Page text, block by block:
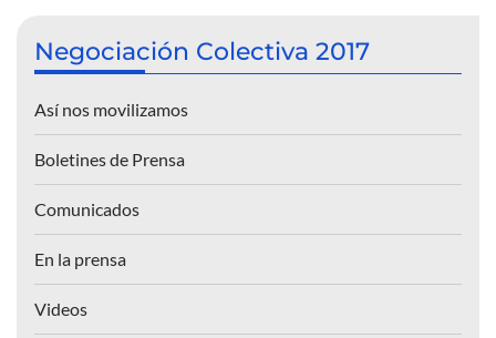
Negociación Colectiva 2017
Así nos movilizamos
Boletines de Prensa
Comunicados
En la prensa
Videos